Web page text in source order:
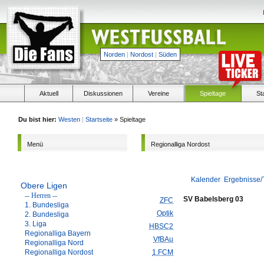
Norden | Nordost | Süden
Aktuell Diskussionen Vereine Spieltage
Du bist hier: Westen | Startseite » Spieltage
Menü
Obere Ligen
-- Herren --
1. Bundesliga
2. Bundesliga
3. Liga
Regionalliga Bayern
Regionalliga Nord
Regionalliga Nordost
Regionalliga Nordost
Kalender
ZFC
Optik
HBSC2
VfBAu
1.FCM
SV Babelsberg 03